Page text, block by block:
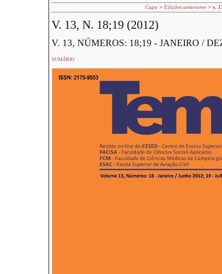
Capa > Edições anteriores> v.
V. 13, N. 18;19 (2012)
V. 13, NÚMEROS: 18;19 - JANEIRO /
SUMÁRIO